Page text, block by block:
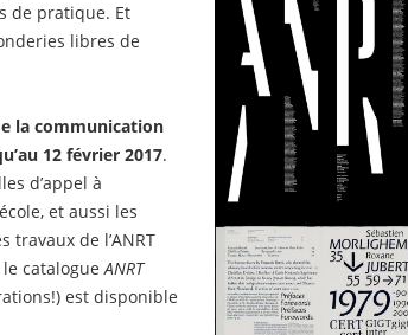
de pratique. Et
libres de
la communication
12 février 2017.
d’appel à
et aussi les
de l’ANRT
le catalogueANRT
est disponible